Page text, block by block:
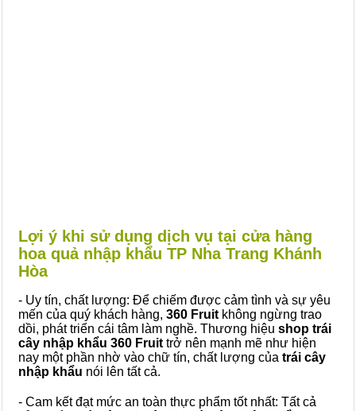
Lợi ý khi sử dụng dịch vụ tại cửa hàng
hoa quả nhập khẩu TP Nha Trang Khánh
Hòa
- Uy tín, chất lượng: Để chiếm được cảm tình và sự yêu
mến của quý khách hàng, 360 Fruit không ngừng trao
dồi, phát triển cái tâm làm nghề. Thương hiệu shop trái
cây nhập khẩu 360 Fruit trở nên mạnh mẽ như hiện
nay một phần nhờ vào chữ tín, chất lượng của trái cây
nhập khẩu nói lên tất cả.
- Cam kết đạt mức an toàn thực phẩm tốt nhất: Tất cả